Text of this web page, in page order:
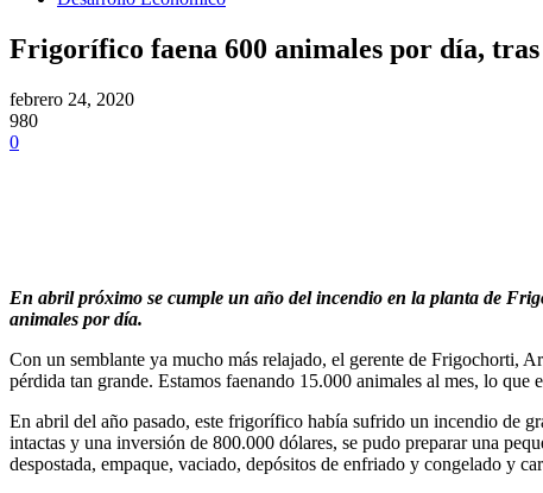
Frigorífico faena 600 animales por día,
febrero 24, 2020
980
0
En abril próximo se cumple un año del incendio en la planta de
animales por día.
Con un semblante ya mucho más relajado, el gerente de Frigochorti,
pérdida tan grande. Estamos faenando 15.000 animales al mes, lo
En abril del año pasado, este frigorífico había sufrido un incendio de
intactas y una inversión de 800.000 dólares, se pudo preparar una
despostada, empaque, vaciado, depósitos de enfriado y congelado y